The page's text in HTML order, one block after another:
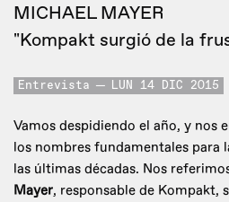
MICHAEL MAYER
"Kompakt surgió de la
Entrevista LUN 14 DIC 2015
Vamos despidiendo el año, y nos
los nombres fundamentales para
las últimas décadas. Nos
Mayer, responsable de Kompakt,